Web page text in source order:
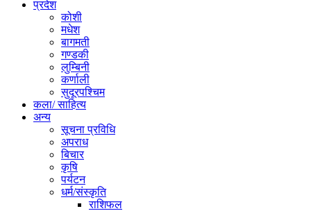
प्रदेश
कोशी
मधेश
बागमती
गण्डकी
लुम्बिनी
कर्णाली
सुदूरपश्चिम
कला/ साहित्य
अन्य
सूचना प्रविधि
अपराध
बिचार
कृषि
पर्यटन
धर्म/संस्कृति
राशिफल